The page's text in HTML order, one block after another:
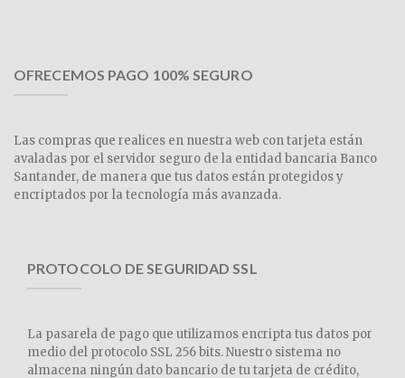
OFRECEMOS PAGO 100% SEGURO
Las compras que realices en nuestra web con tarjeta están
avaladas por el servidor seguro de la entidad bancaria Banco
Santander, de manera que tus datos están protegidos y
encriptados por la tecnología más avanzada.
PROTOCOLO DE SEGURIDAD SSL
La pasarela de pago que utilizamos encripta tus datos por
medio del protocolo SSL 256 bits. Nuestro sistema no
almacena ningún dato bancario de tu tarjeta de crédito,